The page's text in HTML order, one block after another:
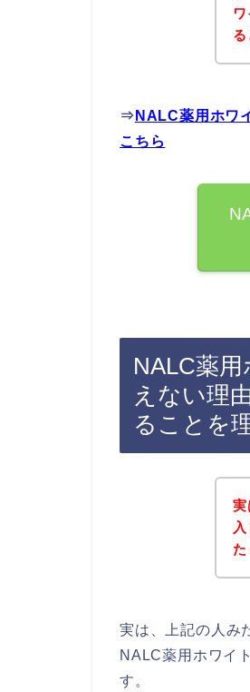
⇒ NALC薬用ホワ
こちら
NALC薬
えない理
ることを
実は、上記の人み
NALC薬用ホワイ
す。